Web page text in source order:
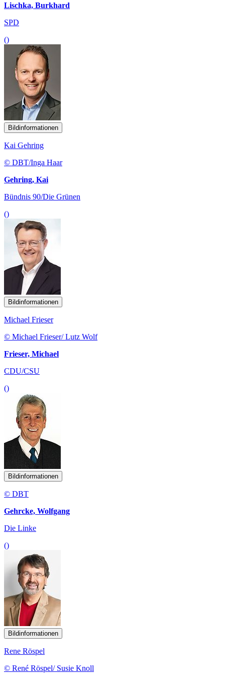
Lischka, Burkhard
SPD
()
Bildinformationen
Kai Gehring
© DBT/Inga Haar
Gehring, Kai
Bündnis 90/Die Grünen
()
Bildinformationen
Michael Frieser
© Michael Frieser/ Lutz Wolf
Frieser, Michael
CDU/CSU
()
Bildinformationen
© DBT
Gehrcke, Wolfgang
Die Linke
()
Bildinformationen
Rene Röspel
© René Röspel/ Susie Knoll